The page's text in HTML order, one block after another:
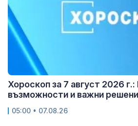
Хороскоп за 7 август 2026
възможности и важни
05:00 • 07.08.26